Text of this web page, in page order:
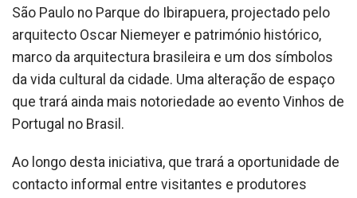
São Paulo no Parque do Ibirapuera, projectado pelo
arquitecto Oscar Niemeyer e património histórico,
marco da arquitectura brasileira e um dos símbolos
da vida cultural da cidade. Uma alteração de espaço
que trará ainda mais notoriedade ao evento Vinhos de
Portugal no Brasil.
Ao longo desta iniciativa, que trará a oportunidade de
contacto informal entre visitantes e produtores